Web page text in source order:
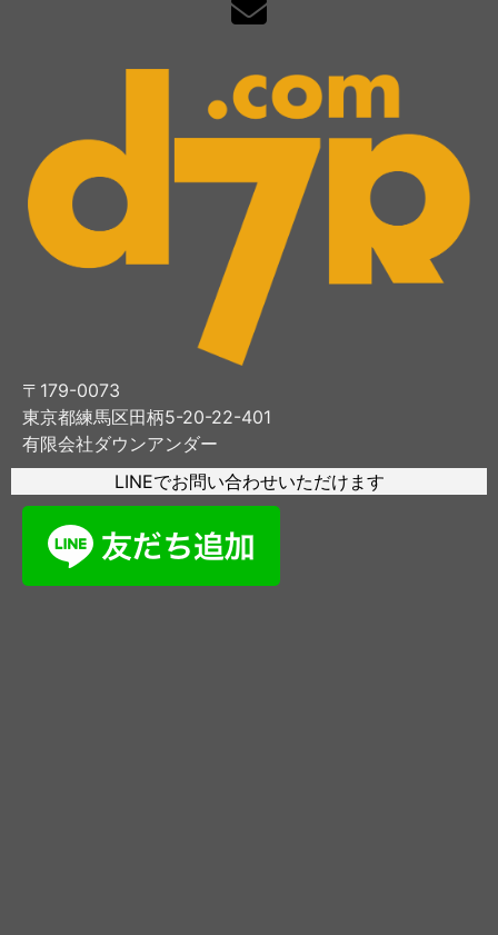
〒179-0073
東京都練馬区田柄5-20-22-401
有限会社ダウンアンダー
LINEでお問い合わせいただけます